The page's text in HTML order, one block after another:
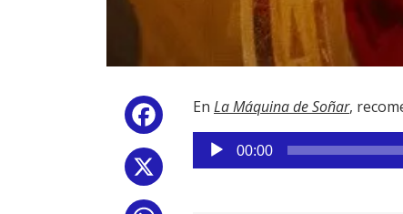
Facebook
En La Máquina de Soñar,
Reproductor
de
00:00